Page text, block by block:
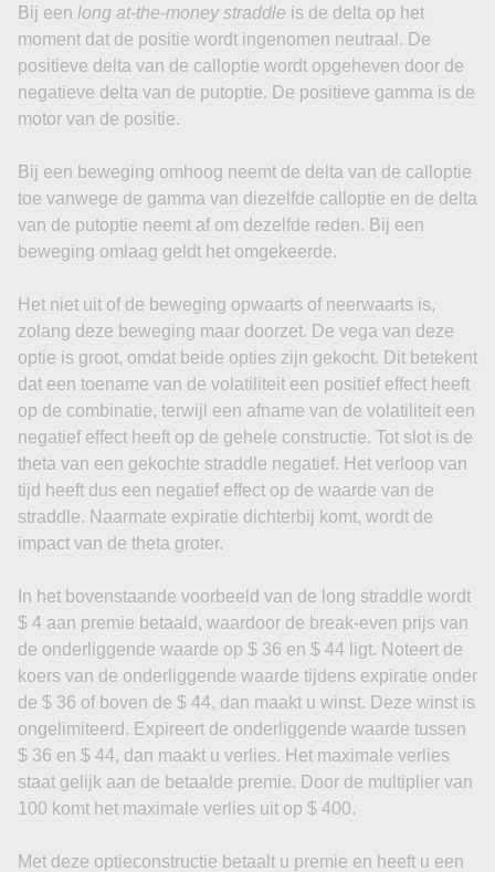
Bij een long at-the-money straddle is de delta op het
moment dat de positie wordt ingenomen neutraal. De
positieve delta van de calloptie wordt opgeheven door de
negatieve delta van de putoptie. De positieve gamma is de
motor van de positie.
Bij een beweging omhoog neemt de delta van de calloptie
toe vanwege de gamma van diezelfde calloptie en de delta
van de putoptie neemt af om dezelfde reden. Bij een
beweging omlaag geldt het omgekeerde.
Het niet uit of de beweging opwaarts of neerwaarts is,
zolang deze beweging maar doorzet. De vega van deze
optie is groot, omdat beide opties zijn gekocht. Dit betekent
dat een toename van de volatiliteit een positief effect heeft
op de combinatie, terwijl een afname van de volatiliteit een
negatief effect heeft op de gehele constructie. Tot slot is de
theta van een gekochte straddle negatief. Het verloop van
tijd heeft dus een negatief effect op de waarde van de
straddle. Naarmate expiratie dichterbij komt, wordt de
impact van de theta groter.
In het bovenstaande voorbeeld van de long straddle wordt
$ 4 aan premie betaald, waardoor de break-even prijs van
de onderliggende waarde op $ 36 en $ 44 ligt. Noteert de
koers van de onderliggende waarde tijdens expiratie onder
de $ 36 of boven de $ 44, dan maakt u winst. Deze winst is
ongelimiteerd. Expireert de onderliggende waarde tussen
$ 36 en $ 44, dan maakt u verlies. Het maximale verlies
staat gelijk aan de betaalde premie. Door de multiplier van
100 komt het maximale verlies uit op $ 400.
Met deze optieconstructie betaalt u premie en heeft u een